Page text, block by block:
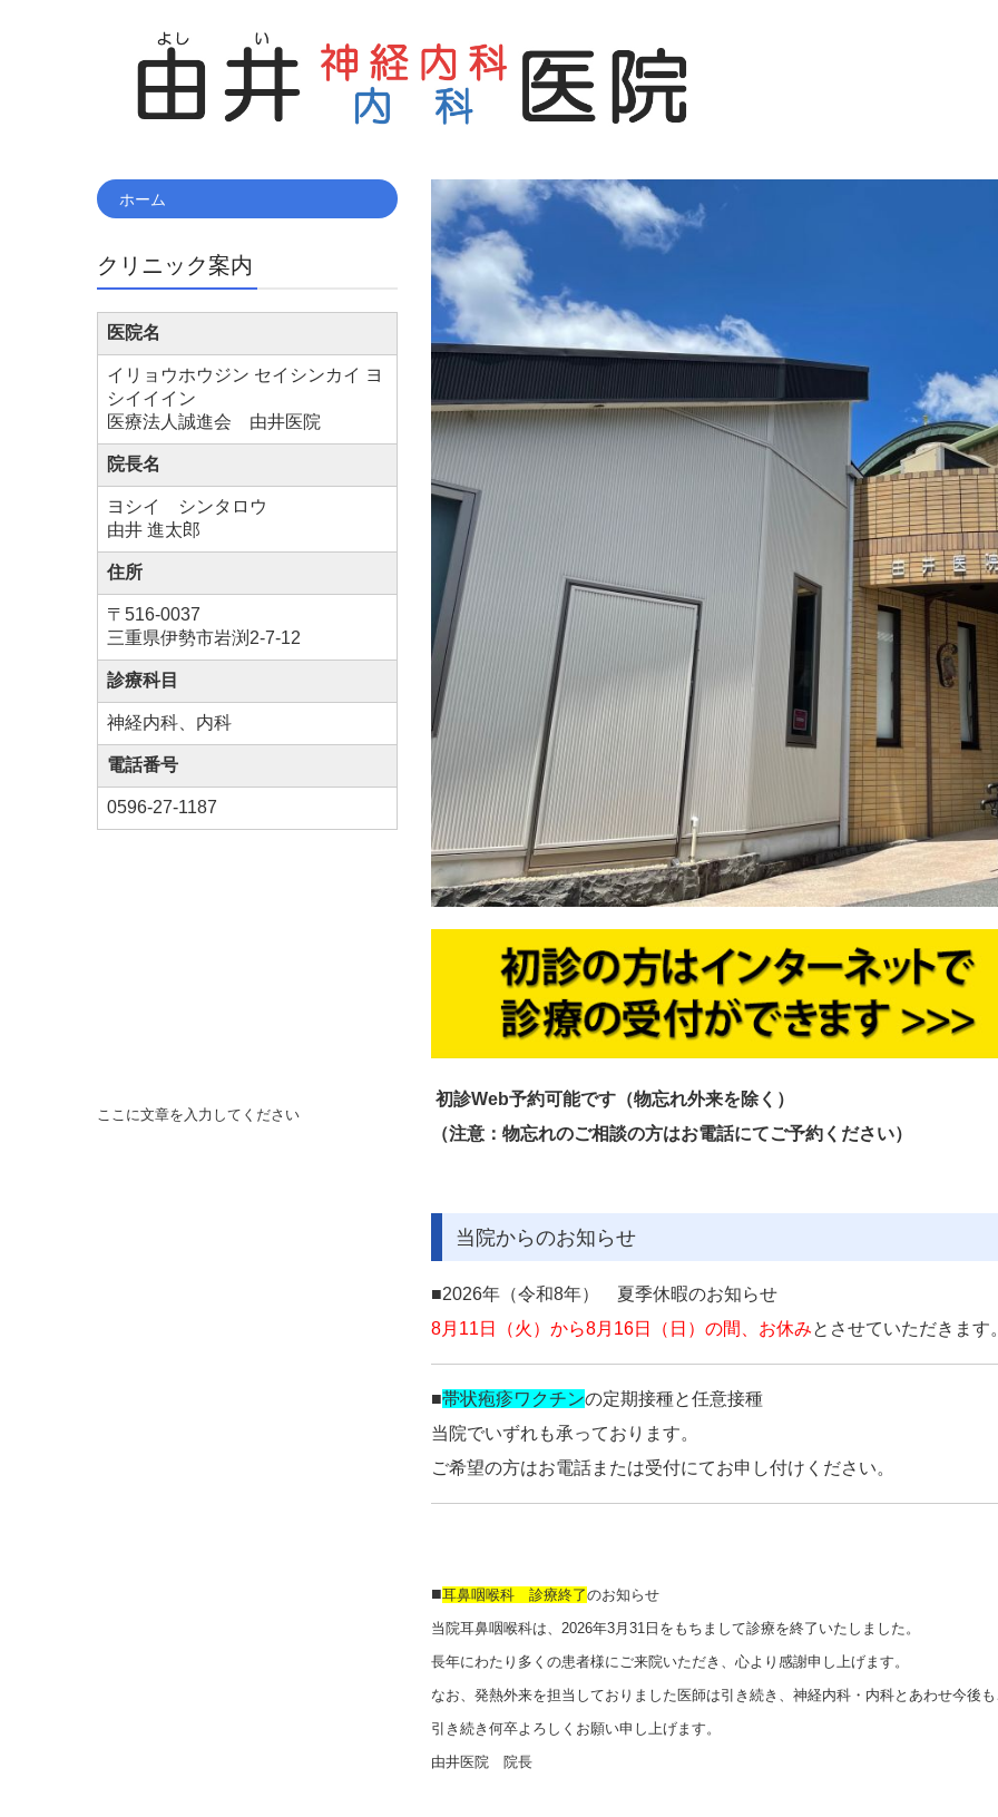
ホーム
クリニック案内
医院名
イリョウホウジン セイシンカイ ヨ
シイイイン
医療法人誠進会 由井医院
院長名
ヨシイ シンタロウ
由井 進太郎
住所
〒516-0037
三重県伊勢市岩渕2-7-12
診療科目
神経内科、内科
電話番号
0596-27-1187
ここに文章を入力してください
初診Web予約可能です（物忘れ外来を除く）
（注意：物忘れのご相談の方はお電話にてご予約ください）
当院からのお知らせ
■2026年（令和8年） 夏季休暇のお知らせ
8月11日（火）から8月16日（日）の間、お休みとさせていただきます
■帯状疱疹ワクチンの定期接種と任意接種
当院でいずれも承っております。
ご希望の方はお電話または受付にてお申し付けください。
■耳鼻咽喉科 診療終了のお知らせ
当院耳鼻咽喉科は、2026年3月31日をもちまして診療を終了いたしました。
長年にわたり多くの患者様にご来院いただき、心より感謝申し上げます。
なお、発熱外来を担当しておりました医師は引き続き、神経内科・内科とあわせ今後
引き続き何卒よろしくお願い申し上げます。
由井医院 院長